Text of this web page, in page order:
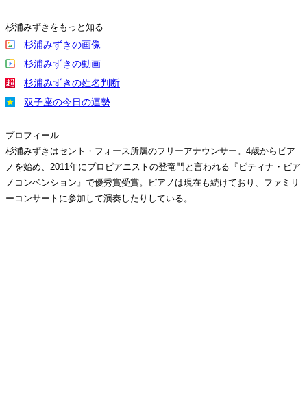
杉浦みずきをもっと知る
杉浦みずきの画像
杉浦みずきの動画
杉浦みずきの姓名判断
双子座の今日の運勢
プロフィール
杉浦みずきはセント・フォース所属のフリーアナウンサー。4歳からピア
ノを始め、2011年にプロピアニストの登竜門と言われる『ピティナ・ピア
ノコンベンション』で優秀賞受賞。ピアノは現在も続けており、ファミリ
ーコンサートに参加して演奏したりしている。